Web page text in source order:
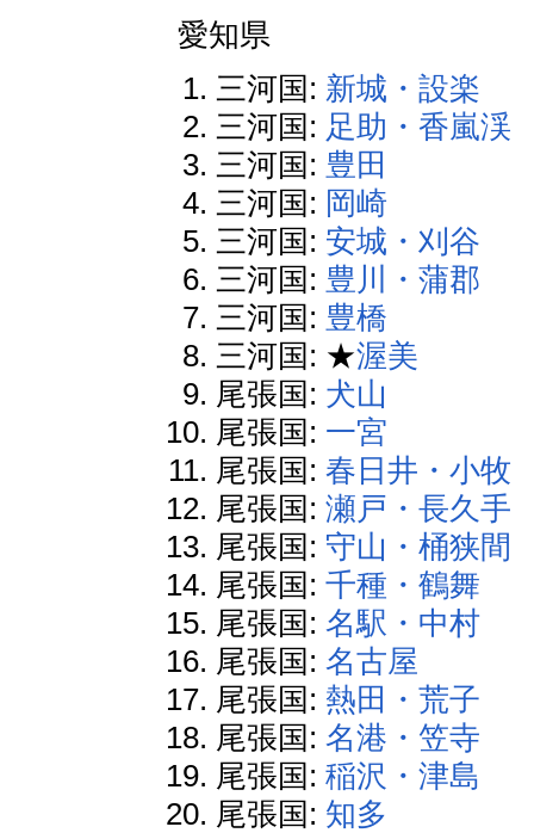
愛知県
三河国: 新城・設楽
三河国: 足助・香嵐渓
三河国: 豊田
三河国: 岡崎
三河国: 安城・刈谷
三河国: 豊川・蒲郡
三河国: 豊橋
三河国: ★渥美
尾張国: 犬山
尾張国: 一宮
尾張国:春日井・小牧
尾張国:瀬戸・長久手
尾張国: 守山・桶狭間
尾張国:千種・鶴舞
尾張国:名駅・中村
尾張国:名古屋
尾張国: 熱田・荒子
尾張国:名港・笠寺
尾張国:稲沢・津島
尾張国: 知多